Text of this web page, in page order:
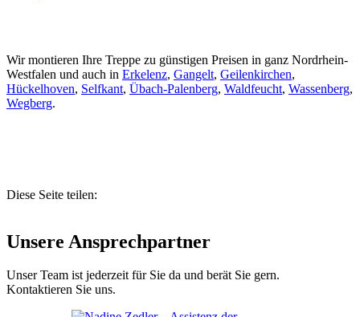
Wir montieren Ihre Treppe zu günstigen Preisen in ganz Nordrhein-
Westfalen und auch in Erkelenz, Gangelt, Geilenkirchen,
Hückelhoven, Selfkant, Übach-Palenberg, Waldfeucht, Wassenberg,
Wegberg.
Diese Seite teilen:
Unsere Ansprechpartner
Unser Team ist jederzeit für Sie da und berät Sie gern.
Kontaktieren Sie uns.